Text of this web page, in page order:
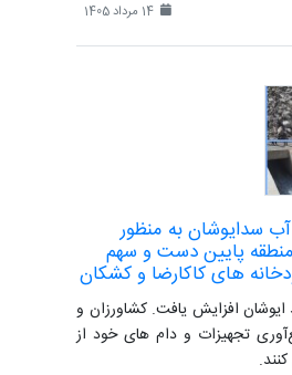
سدایوشان به منظور
پایین دست و سهم
های کاکارضا و کشکان
افزایش یافت. کشاورزان و
تجهیزات و دام های خود از